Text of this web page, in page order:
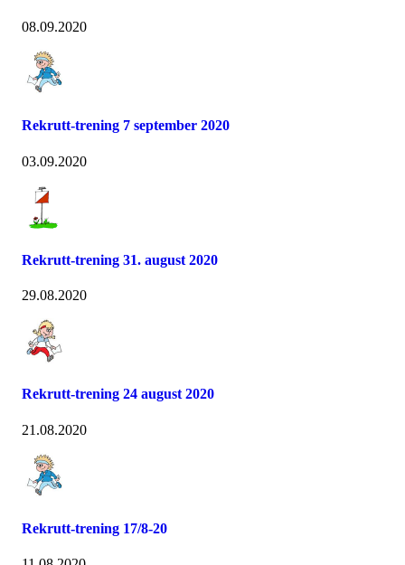
08.09.2020
Rekrutt-trening 7 september 2020
03.09.2020
Rekrutt-trening 31. august 2020
29.08.2020
Rekrutt-trening 24 august 2020
21.08.2020
Rekrutt-trening 17/8-20